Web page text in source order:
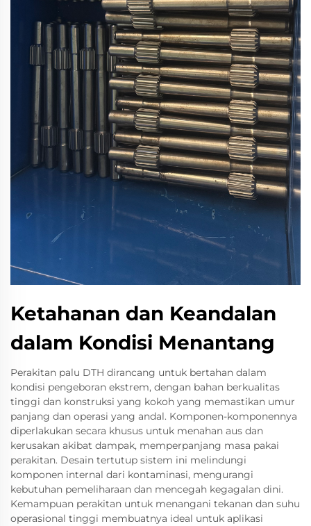
Ketahanan dan Keandalan
dalam Kondisi Menantang
Perakitan palu DTH dirancang untuk bertahan dalam
kondisi pengeboran ekstrem, dengan bahan berkualitas
tinggi dan konstruksi yang kokoh yang memastikan umur
panjang dan operasi yang andal. Komponen-komponennya
diperlakukan secara khusus untuk menahan aus dan
kerusakan akibat dampak, memperpanjang masa pakai
perakitan. Desain tertutup sistem ini melindungi
komponen internal dari kontaminasi, mengurangi
kebutuhan pemeliharaan dan mencegah kegagalan dini.
Kemampuan perakitan untuk menangani tekanan dan suhu
operasional tinggi membuatnya ideal untuk aplikasi